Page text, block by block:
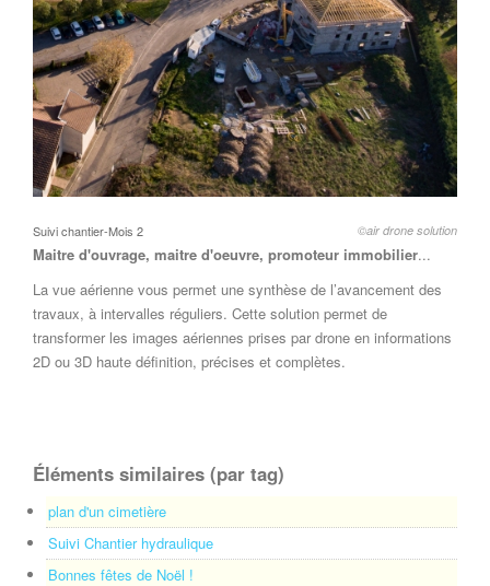
Suivi chantier-Mois 2 ©air drone solution
Maitre d'ouvrage, maitre d'oeuvre, promoteur immobilier...
La vue aérienne vous permet une synthèse de l’avancement des
travaux, à intervalles réguliers. Cette solution permet de
transformer les images aériennes prises par drone en informations
2D ou 3D haute définition, précises et complètes.
Éléments similaires (par tag)
plan d'un cimetière
Suivi Chantier hydraulique
Bonnes fêtes de Noël !